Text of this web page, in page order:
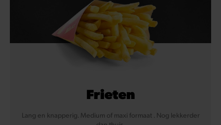
Frieten
Lang en knapperig. Medium of maxi formaat . Nog lekkerder